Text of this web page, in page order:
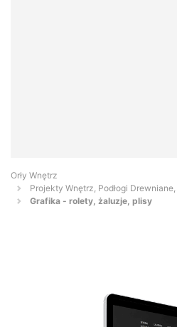
Orły Wnętrz
Projekty Wnętrz, Podłogi
Grafika - rolety, żaluzje, plisy